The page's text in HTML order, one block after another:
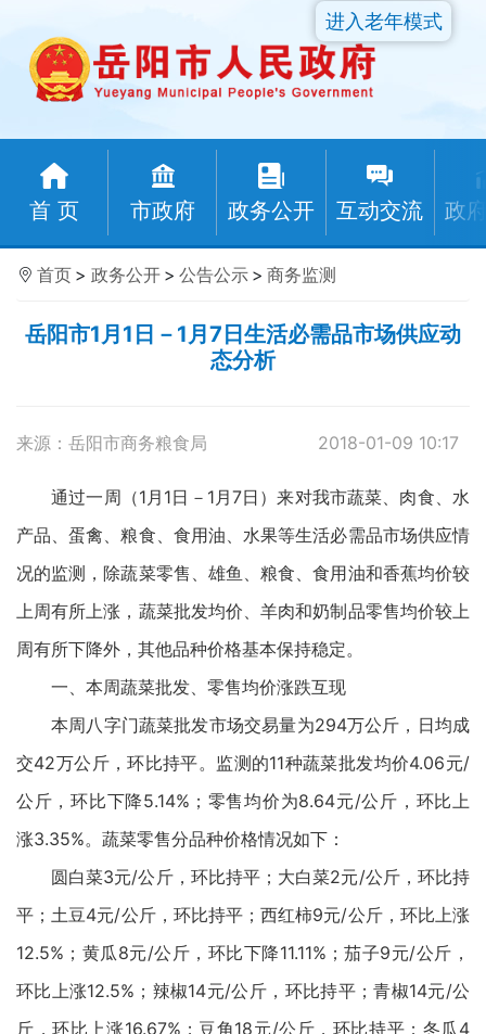
首 页 市政府 政务公开 互动交流 政
进入老年模式
首页 > 政务公开 > 公告公示 > 商务监测
岳阳市1月1日－1月7日生活必需品市场供应动
态分析
来源：岳阳市商务粮食局 2018-01-09 10:17
通过一周（1月1日－1月7日）来对我市蔬菜、肉食、水
产品、蛋禽、粮食、食用油、水果等生活必需品市场供应情
况的监测，除蔬菜零售、雄鱼、粮食、食用油和香蕉均价较
上周有所上涨，蔬菜批发均价、羊肉和奶制品零售均价较上
周有所下降外，其他品种价格基本保持稳定。
一、本周蔬菜批发、零售均价涨跌互现
本周八字门蔬菜批发市场交易量为294万公斤，日均成
交42万公斤，环比持平。监测的11种蔬菜批发均价4.06元/
公斤，环比下降5.14%；零售均价为8.64元/公斤，环比上
涨3.35%。蔬菜零售分品种价格情况如下：
圆白菜3元/公斤，环比持平；大白菜2元/公斤，环比持
平；土豆4元/公斤，环比持平；西红柿9元/公斤，环比上涨
12.5%；黄瓜8元/公斤，环比下降11.11%；茄子9元/公斤，
环比上涨12.5%；辣椒14元/公斤，环比持平；青椒14元/公
斤，环比上涨16.67%；豆角18元/公斤，环比持平；冬瓜4